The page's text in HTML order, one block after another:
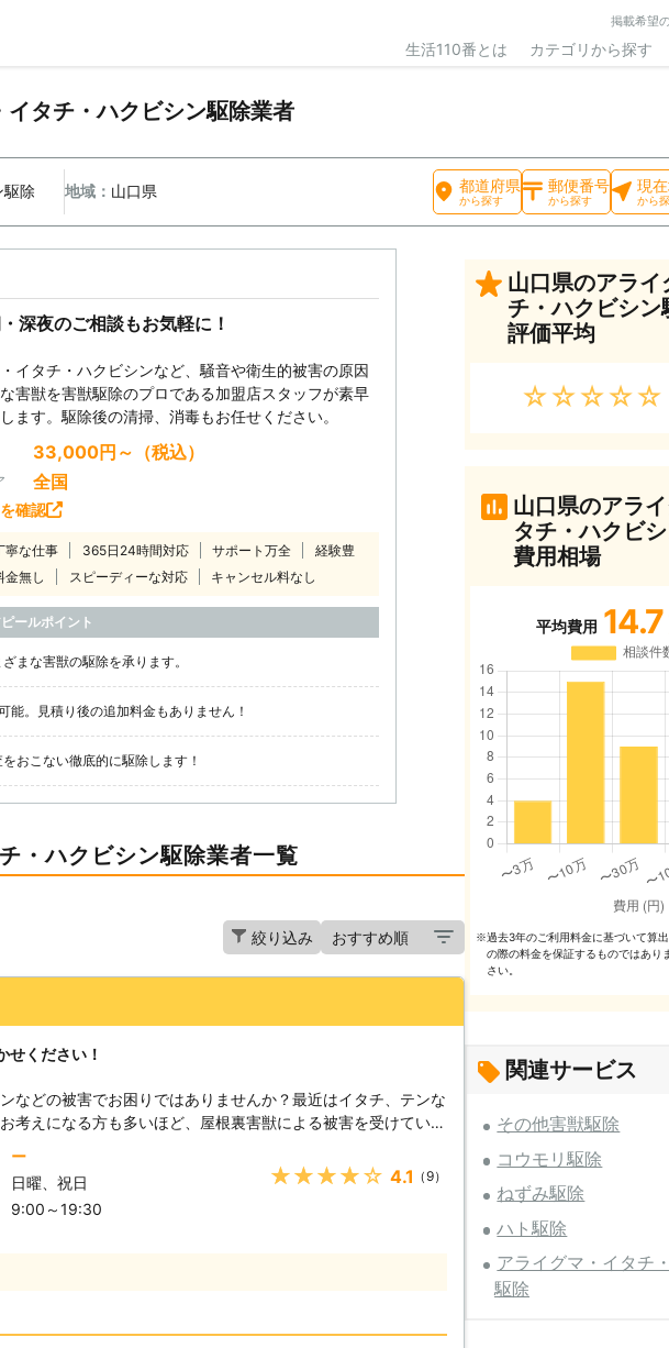
掲載希望
生活110番とは カテゴリから探す
タチ・ハクビシン駆除業者
駆除 地域： 山口県 都道府県
から探す
郵便番号
から探す
現
から
深夜のご相談もお気軽に！
イタチ・ハクビシンなど、騒音や衛生的被害の原因
害獣を害獣駆除のプロである加盟店スタッフが素早
ます。駆除後の清掃、消毒もお任せください。
33,000円～（税込）
全国
確認
寧な仕事 365日24時間対応 サポート万全
経験豊
金無し スピーディーな対応 キャンセル料なし
ールポイント
まな害獣の駆除を承ります。
。見積り後の追加料金もありません！
おこない徹底的に駆除します！
・ハクビシン駆除業者一覧
絞り込み
せください！
などの被害でお困りではありませんか？最近はイタチ、テンな
考えになる方も多いほど、屋根裏害獣による被害を受けている
えております。 イタチ、テンなどは天井に住みついて更には繁
、そのままにしておくと数が増え続けてしまいます。 【暮ら
夜行性ということもあり、夜中に活発に動き回り、それを原因
が睡眠不足となる被害も相次いでいます。また、害獣が動き回
し、天井にシミができてしまうこともあります。 【駆除方
ー
日曜、祝日
9:00～19:30
★★★★★ 4.1 （9）
山口県のアライ
チ・ハクビシン
評価平均
★★★★★
山口県のアラ
タチ・ハクビ
費用相場
平均費用 14.7
※過去3年のご利⽤料⾦に基づいて算
の際の料⾦を保証するものではあり
さい。
関連サービス
その他害獣駆除
コウモリ駆除
ねずみ駆除
ハト駆除
アライグマ・イタチ
駆除